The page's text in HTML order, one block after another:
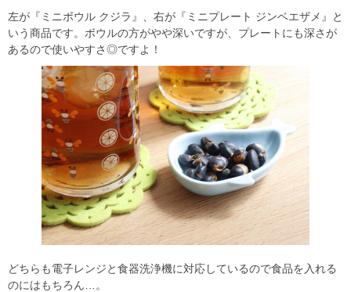
左が『ミニボウル クジラ』、右が『ミニプレート ジンベエザメ』と
いう商品です。ボウルの方がやや深いですが、プレートにも深さが
あるので使いやすさ◎ですよ！
どちらも電子レンジと食器洗浄機に対応しているので食品を入れる
のにはもちろん…。